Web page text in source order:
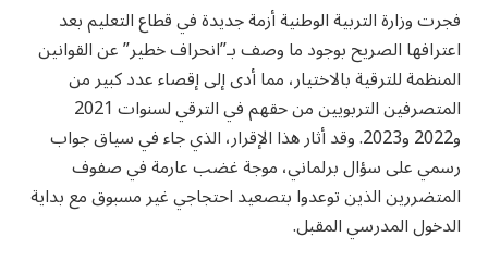
فجرت وزارة التربية الوطنية أزمة جديدة في قطاع التعليم بعد
اعترافها الصريح بوجود ما وصف بـ”انحراف خطير” عن القوانين
المنظمة للترقية بالاختيار، مما أدى إلى إقصاء عدد كبير من
المتصرفين التربويين من حقهم في الترقي لسنوات 2021
و2022 و2023. وقد أثار هذا الإقرار، الذي جاء في سياق جواب
رسمي على سؤال برلماني، موجة غضب عارمة في صفوف
المتضررين الذين توعدوا بتصعيد احتجاجي غير مسبوق مع بداية
الدخول المدرسي المقبل.